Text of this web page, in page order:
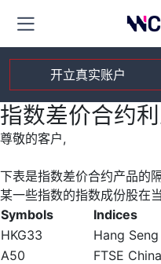
开立真实账户
指数差价合约
尊敬的客户,
下表是指数差价合约产品的
某一些指数的指数成份股在
Symbols
Indices
HKG33
Hang
A50
FTSE